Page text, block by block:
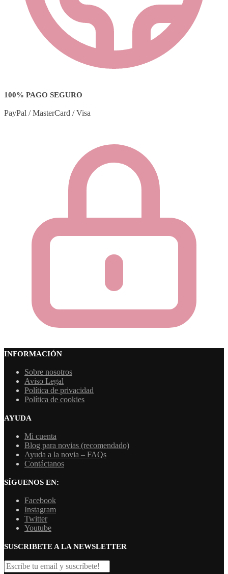
100% PAGO SEGURO
PayPal / MasterCard / Visa
INFORMACIÓN
Sobre nosotros
Aviso Legal
Política de privacidad
Política de cookies
AYUDA
Mi cuenta
Blog para novias (recomendado)
Ayuda a la novia – FAQs
Contáctanos
SÍGUENOS EN:
Facebook
Instagram
Twitter
Youtube
SUSCRIBETE A LA NEWSLETTER